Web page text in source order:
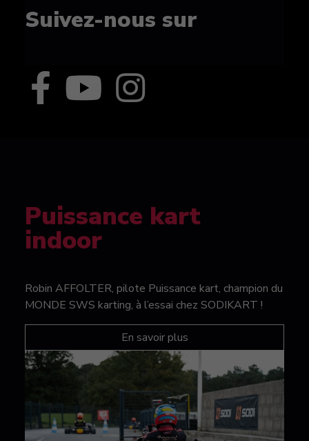
Suivez-nous sur
Puissance kart
indoor
Robin AFFOLTER, pilote Puissance kart, champion du
MONDE SWS karting, à l’essai chez SODIKART !
En savoir plus